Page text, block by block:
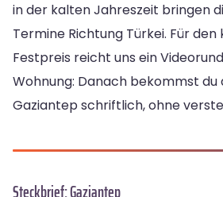
in der kalten Jahreszeit bringen
Termine Richtung Türkei. Für
Festpreis reicht uns ein
Wohnung: Danach bekommst
Gaziantep schriftlich, ohne